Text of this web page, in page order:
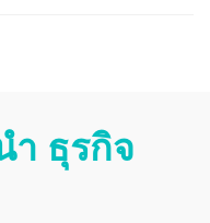
า ธุรกิจ